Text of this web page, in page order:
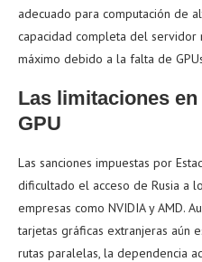
adecuado para computación de
capacidad completa del
máximo debido a la falta de
Las limitaciones
GPU
Las sanciones impuestas por
dificultado el acceso de Rusia a
empresas como NVIDIA y AMD.
tarjetas gráficas extranjeras aún
rutas paralelas, la dependencia